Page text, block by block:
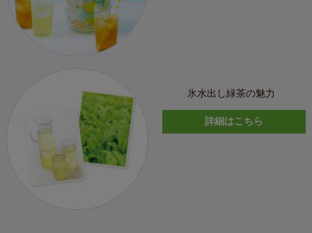
氷水出し緑茶の魅力
詳細はこちら